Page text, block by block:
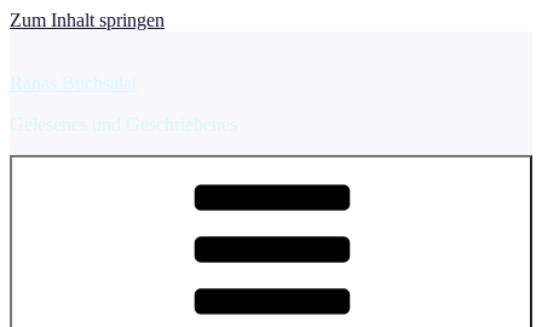
Zum Inhalt springen
Ranas Buchsalat
Gelesenes und Geschriebenes